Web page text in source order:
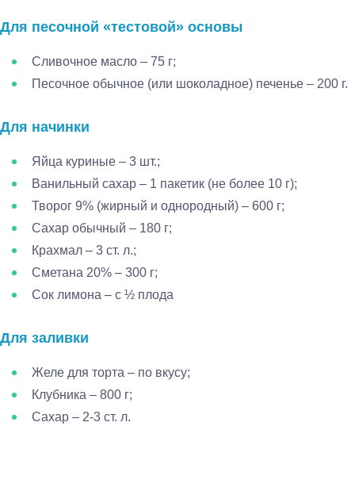
Для песочной «тестовой» основы
Сливочное масло – 75 г;
Песочное обычное (или шоколадное) печенье – 200 г.
Для начинки
Яйца куриные – 3 шт.;
Ванильный сахар – 1 пакетик (не более 10 г);
Творог 9% (жирный и однородный) – 600 г;
Сахар обычный – 180 г;
Крахмал – 3 ст. л.;
Сметана 20% – 300 г;
Сок лимона – с ½ плода
Для заливки
Желе для торта – по вкусу;
Клубника – 800 г;
Сахар – 2-3 ст. л.